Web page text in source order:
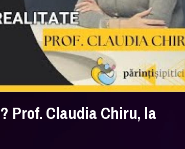
Prof. Claudia Chiru, la